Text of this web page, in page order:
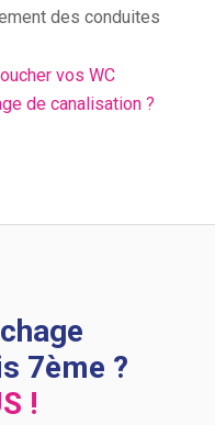
des conduites
vos WC
de canalisation ?
7ème ?
!